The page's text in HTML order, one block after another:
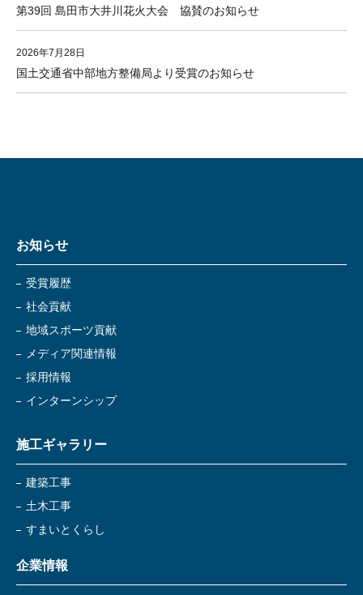
第39回 島田市大井川花火大会 協賛のお知らせ
2026年7月28日
国土交通省中部地方整備局より受賞のお知らせ
お知らせ
受賞履歴
社会貢献
地域スポーツ貢献
メディア関連情報
採用情報
インターンシップ
施工ギャラリー
建築工事
土木工事
すまいとくらし
企業情報